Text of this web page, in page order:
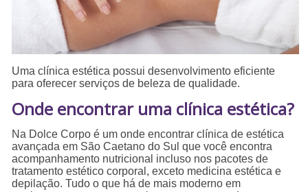
Uma clínica estética possui desenvolvimento eficiente
para oferecer serviços de beleza de qualidade.
Onde encontrar uma clínica estética?
Na Dolce Corpo é um onde encontrar clínica de estética
avançada em São Caetano do Sul que você encontra
acompanhamento nutricional incluso nos pacotes de
tratamento estético corporal, exceto medicina estética e
depilação. Tudo o que há de mais moderno em